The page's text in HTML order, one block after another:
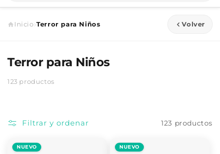
Inicio›Terror para Niños Volver
Terror para Niños
123 productos
Filtrar y ordenar 123 productos
NUEVO NUEVO